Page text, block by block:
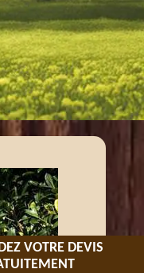
VOTRE DEVIS